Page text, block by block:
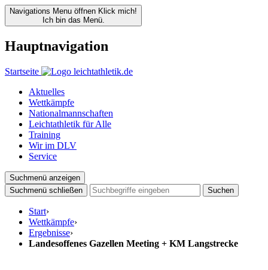
Navigations Menu öffnen Klick mich!
Ich bin das Menü.
Hauptnavigation
Startseite
Aktuelles
Wettkämpfe
Nationalmannschaften
Leichtathletik für Alle
Training
Wir im DLV
Service
Suchmenü anzeigen
Suchmenü schließen
Suchen
Start›
Wettkämpfe›
Ergebnisse›
Landesoffenes Gazellen Meeting + KM Langstrecke